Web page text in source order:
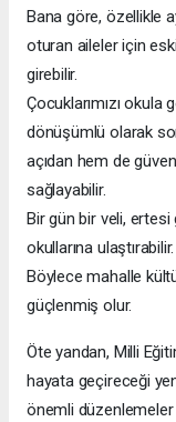
Bana göre, özellikle
oturan aileler için
girebilir.
Çocuklarımızı
dönüşümlü olarak
açıdan hem de
sağlayabilir.
Bir gün bir veli, ertesi
okullarına ulaştırabilir.
Böylece mahalle
güçlenmiş olur.
Öte yandan, Milli
hayata geçireceği
önemli düzenlemeler